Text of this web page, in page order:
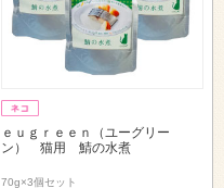
ｅｕｇｒｅｅｎ（ユーグリー
ン） 猫用 鯖の水煮
70g×3個セット